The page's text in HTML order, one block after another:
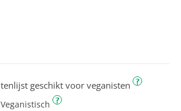
geschikt voor veganisten ?
?